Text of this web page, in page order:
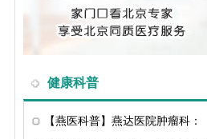
健康科普
【燕医科普】燕达医院肿瘤科：